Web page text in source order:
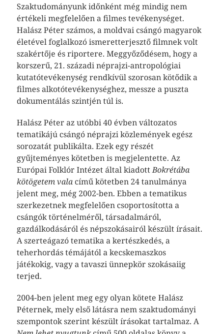
Szaktudományunk időnként még mindig nem
értékeli megfelelően a filmes tevékenységet.
Halász Péter számos, a moldvai csángó magyarok
életével foglalkozó ismeretterjesztő filmnek volt
szakértője és riportere. Meggyőződésem, hogy a
korszerű, 21. századi néprajzi-antropológiai
kutatótevékenység rendkívül szorosan kötődik a
filmes alkotótevékenységhez, messze a puszta
dokumentálás szintjén túl is.
Halász Péter az utóbbi 40 évben változatos
tematikájú csángó néprajzi közlemények egész
sorozatát publikálta. Ezek egy részét
gyűjteményes kötetben is megjelentette. Az
Európai Folklór Intézet által kiadottBokrétába
kötögetem vala című kötetben 24 tanulmánya
jelent meg, még 2002-ben. Ebben a tematikus
szerkezetnek megfelelően csoportosította a
csángók történelméről, társadalmáról,
gazdálkodásáról és népszokásairól készült írásait.
A szerteágazó tematika a kertészkedés, a
teherhordás témájától a kecskemaszkos
játékokig, vagy a tavaszi ünnepkör szokásaiig
terjed.
2004-ben jelent meg egy olyan kötete Halász
Péternek, mely első látásra nem szaktudományi
szempontok szerint készült írásokat tartalmaz. A